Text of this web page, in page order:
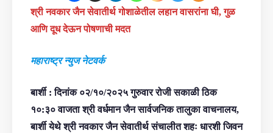
श्री नवकार जैन सेवातीर्थ गोशाळेतील लहान वासरांना घी, गुळ
आणि दूध देऊन पोषणाची मदत
महाराष्ट्र न्युज नेटवर्क
बार्शी : दिनांक ०२/१०/२०२५ गुरुवार रोजी सकाळी ठिक
१०:३० वाजता श्री वर्धमान जैन सार्वजनिक तालुका वाचनालय,
बार्शी येथे श्री नवकार जैन सेवातीर्थ संचालीत शहः धारशी जिवन